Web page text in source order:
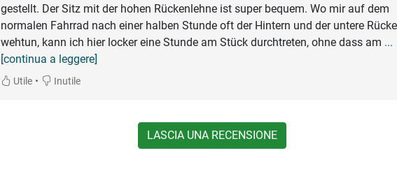
gestellt. Der Sitz mit der hohen Rückenlehne ist super bequem. Wo mir auf dem
normalen Fahrrad nach einer halben Stunde oft der Hintern und der untere
wehtun, kann ich hier locker eine Stunde am Stück durchtreten, ohne dass am ...
[continua a leggere]
Utile• Inutile
LASCIA UNA RECENSIONE